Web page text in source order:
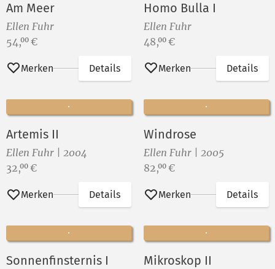
Am Meer
Ellen Fuhr
Preis:
54,00 €
Merken Details
Homo Bulla I
Ellen Fuhr
Preis:
48,00 €
Merken Details
Artemis II
Ellen Fuhr | 2004
Preis:
32,00 €
Merken Details
Windrose
Ellen Fuhr | 2005
Preis:
82,00 €
Merken Details
Sonnenfinsternis I Mikroskop II